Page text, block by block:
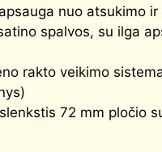
nuo atsukimo
spalvos, su ilga
rakto veikimo
72 mm pločio